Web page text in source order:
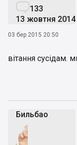
133
13 жовтня 2014
03 бер 2015 20:50
вітання сусідам.
Бильбао